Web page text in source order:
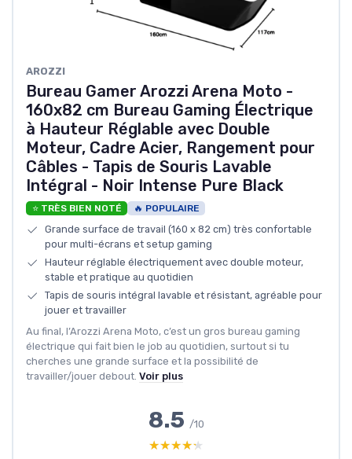
AROZZI
Bureau Gamer Arozzi Arena Moto -
160x82 cm Bureau Gaming Électrique
à Hauteur Réglable avec Double
Moteur, Cadre Acier, Rangement pour
Câbles - Tapis de Souris Lavable
Intégral - Noir Intense Pure Black
⭐ TRÈS BIEN NOTÉ 🔥 POPULAIRE
Grande surface de travail (160 x 82 cm) très confortable
pour multi-écrans et setup gaming
Hauteur réglable électriquement avec double moteur,
stable et pratique au quotidien
Tapis de souris intégral lavable et résistant, agréable pour
jouer et travailler
Au final, l’Arozzi Arena Moto, c’est un gros bureau gaming
électrique qui fait bien le job au quotidien, surtout si tu
cherches une grande surface et la possibilité de
travailler/jouer debout. Voir plus
8.5 /10
★★★★★
★★★★★